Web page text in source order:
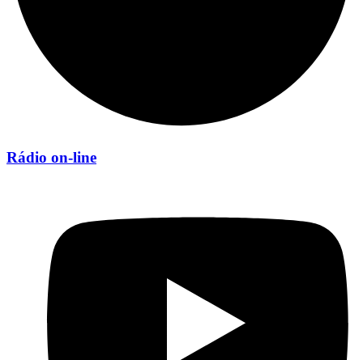
Rádio on-line